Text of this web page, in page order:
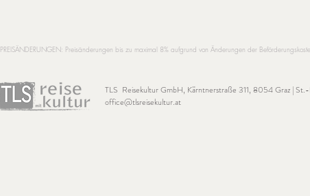
PREISÄNDERUNGEN: Preisänderungen bis zu maximal 8% aufgrund von Änderungen der
TLS Reisekultur GmbH, Kärntnerstraße 311, 8054 Graz |
office@tlsreisekultur.at